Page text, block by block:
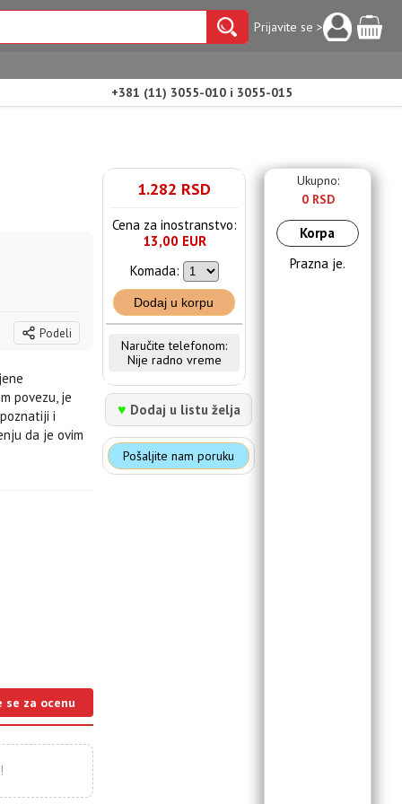
Prijavite se >
+381 (11) 3055-010 i 3055-015
Podeli
povezu, je
i
da je ovim
se za ocenu
1.282 RSD
Cena za inostranstvo:
13,00 EUR
Komada:
Dodaj u korpu
Naručite telefonom:
Nije radno vreme
♥ Dodaj u listu želja
Pošaljite nam poruku
Ukupno:
0 RSD
Korpa
Prazna je.